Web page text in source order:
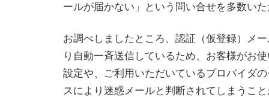
ールが届かない」という問い合せを多数い
お調べしましたところ、認証（仮登録）メ
り自動一斉送信しているため、お客様がお
設定や、ご利用いただいているプロバイダ
スにより迷惑メールと判断されてしまうこ